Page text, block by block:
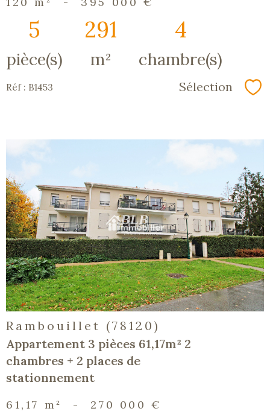
5
pièce(s)
291
m²
4
chambre(s)
Réf : B1453 Sélection
voir le
bien
Rambouillet (78120)
Appartement 3 pièces 61,17m² 2
chambres + 2 places de
stationnement
61,17 m² - 270 000 €